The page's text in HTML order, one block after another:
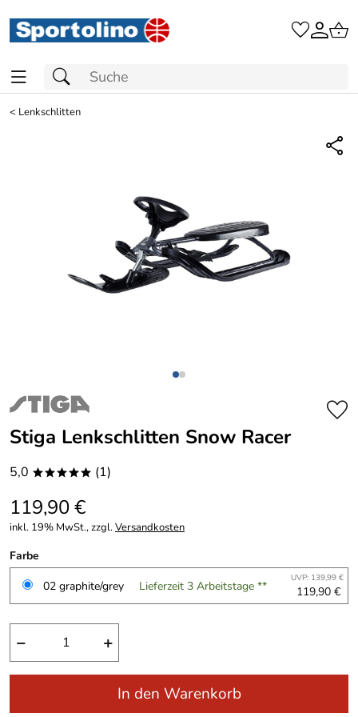
< Lenkschlitten
Stiga Lenkschlitten Snow Racer
5,0 ***** (1)
119,90 €
inkl. 19% MwSt., zzgl.Versandkosten
Farbe
02 graphite/grey
Lieferzeit 3 Arbeitstage ** UVP: 139,99 €
119,90 €
− +
In den Warenkorb